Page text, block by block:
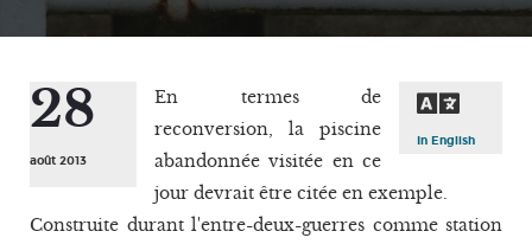
28
août 2013
In English
En termes de
reconversion, la piscine
abandonnée visitée en ce
jour devrait être citée en exemple.
Construite durant l'entre-deux-guerres comme station